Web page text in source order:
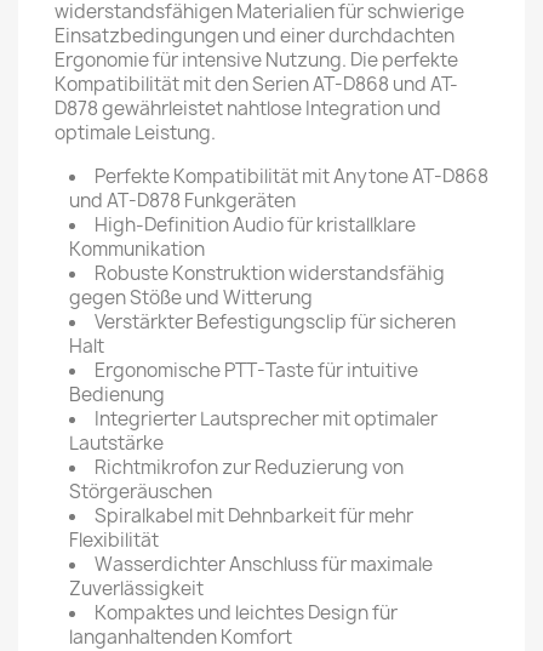
widerstandsfähigen Materialien für schwierige
Einsatzbedingungen und einer durchdachten
Ergonomie für intensive Nutzung. Die perfekte
Kompatibilität mit den Serien AT-D868 und AT-
D878 gewährleistet nahtlose Integration und
optimale Leistung.
Perfekte Kompatibilität mit Anytone AT-D868
und AT-D878 Funkgeräten
High-Definition Audio für kristallklare
Kommunikation
Robuste Konstruktion widerstandsfähig
gegen Stöße und Witterung
Verstärkter Befestigungsclip für sicheren
Halt
Ergonomische PTT-Taste für intuitive
Bedienung
Integrierter Lautsprecher mit optimaler
Lautstärke
Richtmikrofon zur Reduzierung von
Störgeräuschen
Spiralkabel mit Dehnbarkeit für mehr
Flexibilität
Wasserdichter Anschluss für maximale
Zuverlässigkeit
Kompaktes und leichtes Design für
langanhaltenden Komfort